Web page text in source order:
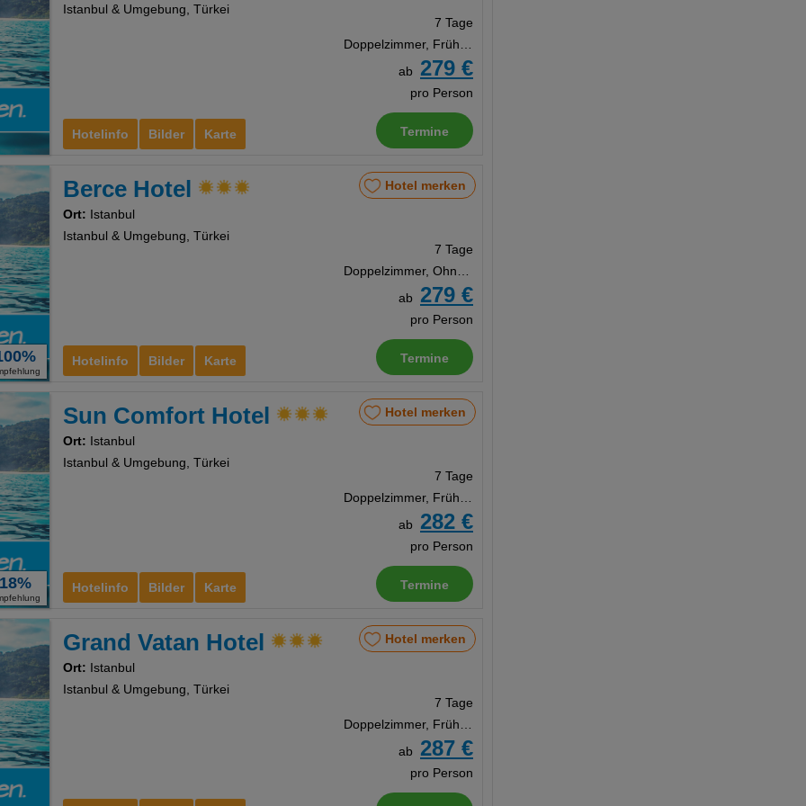
Hotelinfo Bilder Karte
Istanbul & Umgebung, Türkei
7 Tage
Doppelzimmer, Frühstück
ab
279 €
pro Person
Termine
Hotelinfo Bilder Karte
Berce Hotel
Ort: Istanbul
Istanbul & Umgebung, Türkei
Hotel merken
7 Tage
Doppelzimmer, Ohne Verpflegung
ab
279 €
pro Person
Termine
18% Hotelinfo Bilder Karte
Sun Comfort Hotel
Ort: Istanbul
Istanbul & Umgebung, Türkei
Hotel merken
7 Tage
Doppelzimmer, Frühstück
ab
282 €
pro Person
Termine
Grand Vatan Hotel
Ort: Istanbul
Istanbul & Umgebung, Türkei
Hotel merken
7 Tage
Doppelzimmer, Frühstück
ab
287 €
pro Person